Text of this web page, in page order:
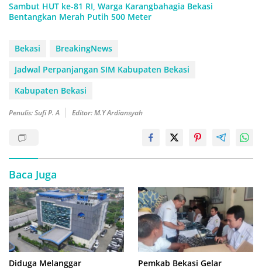
Sambut HUT ke-81 RI, Warga Karangbahagia Bekasi
Bentangkan Merah Putih 500 Meter
Bekasi
BreakingNews
Jadwal Perpanjangan SIM Kabupaten Bekasi
Kabupaten Bekasi
Penulis: Sufi P. A Editor: M.Y Ardiansyah
Baca Juga
Diduga Melanggar Pemkab Bekasi Gelar